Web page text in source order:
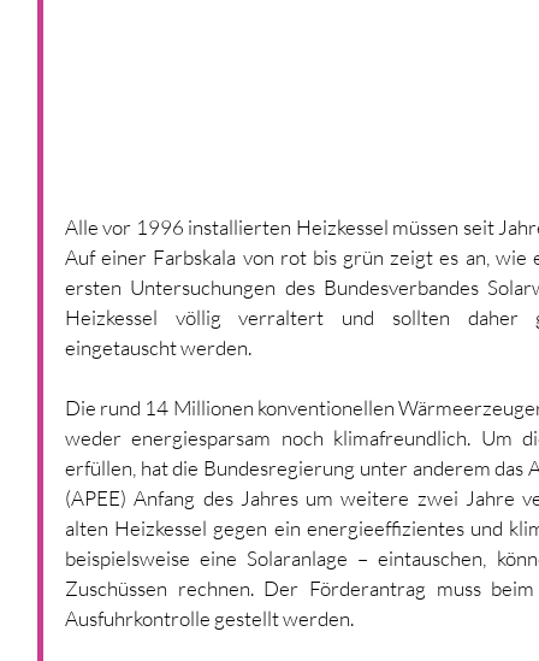
Alle vor 1996 installierten Heizkessel müssen seit
Auf einer Farbskala von rot bis grün zeigt es an,
ersten Untersuchungen des Bundesverbandes
Heizkessel völlig verraltert und sollten daher
eingetauscht werden.
Die rund 14 Millionen konventionellen
weder energiesparsam noch klimafreundlich. Um
erfüllen, hat die Bundesregierung unter anderem das
(APEE) Anfang des Jahres um weitere zwei Jahre
alten Heizkessel gegen ein energieeffizientes und
beispielsweise eine Solaranlage – eintauschen,
Zuschüssen rechnen. Der Förderantrag muss
Ausfuhrkontrolle gestellt werden.